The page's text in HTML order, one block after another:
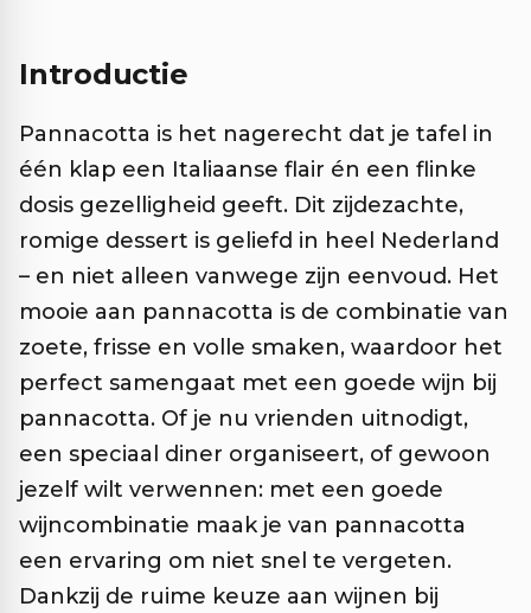
Introductie
Pannacotta is het nagerecht dat je tafel in
één klap een Italiaanse flair én een flinke
dosis gezelligheid geeft. Dit zijdezachte,
romige dessert is geliefd in heel Nederland
– en niet alleen vanwege zijn eenvoud. Het
mooie aan pannacotta is de combinatie van
zoete, frisse en volle smaken, waardoor het
perfect samengaat met een goede wijn bij
pannacotta. Of je nu vrienden uitnodigt,
een speciaal diner organiseert, of gewoon
jezelf wilt verwennen: met een goede
wijncombinatie maak je van pannacotta
een ervaring om niet snel te vergeten.
Dankzij de ruime keuze aan wijnen bij